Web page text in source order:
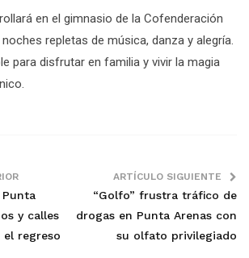
en el gimnasio de la Cofenderación
repletas de música, danza y alegría.
para disfrutar en familia y vivir la magia
Punta
y calles
el regreso
ARTÍCULO SIGUIENTE
“Golfo” frustra tráfico de
drogas en Punta Arenas con
su olfato privilegiado